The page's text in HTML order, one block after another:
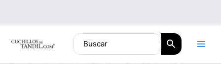
contenido